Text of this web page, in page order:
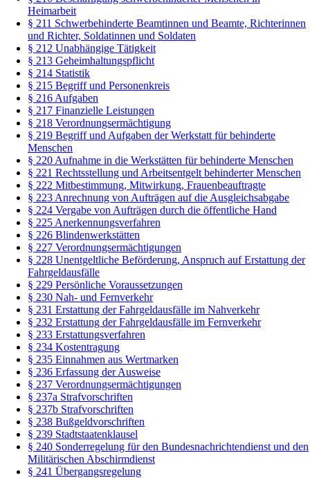
Heimarbeit
§ 211 Schwerbehinderte Beamtinnen und Beamte, Richterinnen
und Richter, Soldatinnen und Soldaten
§ 212 Unabhängige Tätigkeit
§ 213 Geheimhaltungspflicht
§ 214 Statistik
§ 215 Begriff und Personenkreis
§ 216 Aufgaben
§ 217 Finanzielle Leistungen
§ 218 Verordnungsermächtigung
§ 219 Begriff und Aufgaben der Werkstatt für behinderte
Menschen
§ 220 Aufnahme in die Werkstätten für behinderte Menschen
§ 221 Rechtsstellung und Arbeitsentgelt behinderter Menschen
§ 222 Mitbestimmung, Mitwirkung, Frauenbeauftragte
§ 223 Anrechnung von Aufträgen auf die Ausgleichsabgabe
§ 224 Vergabe von Aufträgen durch die öffentliche Hand
§ 225 Anerkennungsverfahren
§ 226 Blindenwerkstätten
§ 227 Verordnungsermächtigungen
§ 228 Unentgeltliche Beförderung, Anspruch auf Erstattung der
Fahrgeldausfälle
§ 229 Persönliche Voraussetzungen
§ 230 Nah- und Fernverkehr
§ 231 Erstattung der Fahrgeldausfälle im Nahverkehr
§ 232 Erstattung der Fahrgeldausfälle im Fernverkehr
§ 233 Erstattungsverfahren
§ 234 Kostentragung
§ 235 Einnahmen aus Wertmarken
§ 236 Erfassung der Ausweise
§ 237 Verordnungsermächtigungen
§ 237a Strafvorschriften
§ 237b Strafvorschriften
§ 238 Bußgeldvorschriften
§ 239 Stadtstaatenklausel
§ 240 Sonderregelung für den Bundesnachrichtendienst und den
Militärischen Abschirmdienst
§ 241 Übergangsregelung